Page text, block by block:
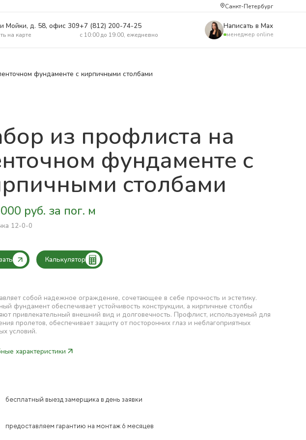
Санкт-Петербург
Мойки, д. 58, офис 309
на карте
+7 (812) 200-74-25
c 10:00 до 19:00, ежедневно
Написать в Max
менеджер online
фундаменте с кирпичными столбами
из профлиста на
фундаменте с
столбами
руб. за пог. м
12-0-0
Калькулятор
собой надежное ограждение, сочетающее в себе прочность и эстетику.
фундамент обеспечивает устойчивость конструкции, а кирпичные столбы
привлекательный внешний вид и долговечность. Профлист, используемый для
пролетов, обеспечивает защиту от посторонних глаз и неблагоприятных
условий.
характеристики
бесплатный выезд замерщика в день заявки
предоставляем гарантию на монтаж 6 месяцев